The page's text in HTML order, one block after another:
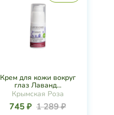
Крем для кожи вокруг
глаз Лаванд...
Крымская Роза
745 ₽ 1 289 ₽